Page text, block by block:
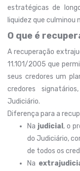
estratégicas de
liquidez que culminou
O que é
A recuperação
11.101/2005 que
seus credores um
credores
Judiciário.
Diferença para a
Na judicial , o
do Judiciário,
de todos os
Na